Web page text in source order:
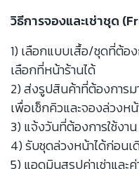
วิธีการจองและเช่าชุด
1) เลือกแบบเสื้อ/ชุดที่ต้อง
เลือกที่หน้าร้านได้
2) ส่งรูปสินค้าที่ต้องการม
เพื่อเช็กคิวและจองล่วงห
3) แจ้งวันที่ต้องการใช้งา
4) รับชุดล่วงหน้าได้ก่อนเ
5) แอดมินสรุปค่าเช่าและ